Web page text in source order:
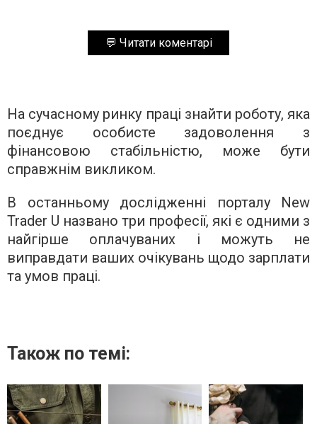
💬 Читати коментарі
На сучасному ринку праці знайти роботу, яка
поєднує особисте задоволення з
фінансовою стабільністю, може бути
справжнім викликом.
В останньому дослідженні порталу New
Trader U названо три професії, які є одними з
найгірше оплачуваних і можуть не
виправдати ваших очікувань щодо зарплати
та умов праці.
Також по темі: